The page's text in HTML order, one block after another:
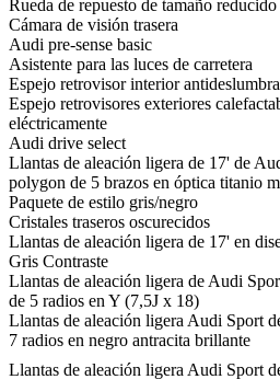
Rueda de repuesto de tamaño reducido
Cámara de visión trasera
Audi pre-sense basic
Asistente para las luces de carretera
Espejo retrovisor interior
Espejo retrovisores exteriores
eléctricamente
Audi drive select
Llantas de aleación ligera de 17' de
polygon de 5 brazos en óptica titanio
Paquete de estilo gris/negro
Cristales traseros oscurecidos
Llantas de aleación ligera de 17' en
Gris Contraste
Llantas de aleación ligera de Audi
de 5 radios en Y (7,5J x 18)
Llantas de aleación ligera Audi Sport
7 radios en negro antracita brillante
Llantas de aleación ligera Audi Sport